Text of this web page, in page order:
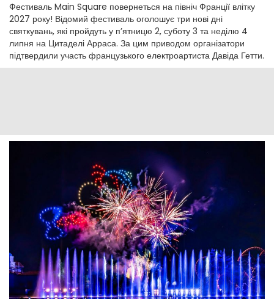
Фестиваль Main Square повернеться на північ Франції влітку
2027 року! Відомий фестиваль оголошує три нові дні
святкувань, які пройдуть у п’ятницю 2, суботу 3 та неділю 4
липня на Цитаделі Арраса. За цим приводом організатори
підтвердили участь французького електроартиста Давіда Гетти.